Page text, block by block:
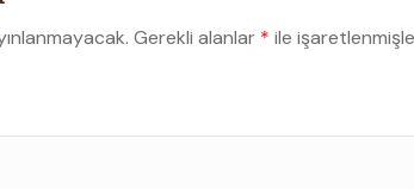
Gerekli alanlar * ile